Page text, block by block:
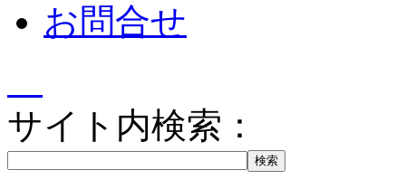
お問合せ
サイト内検索：